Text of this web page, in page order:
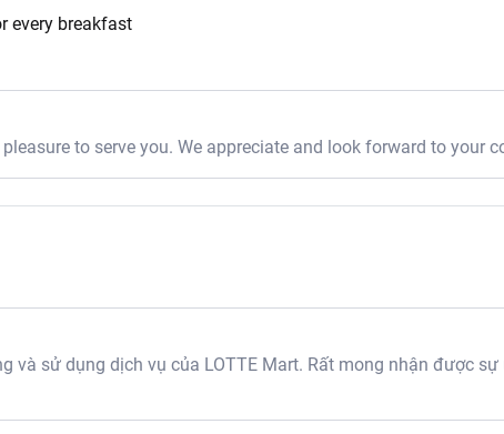
every breakfast
to serve you. We appreciate and look forward to your
và sử dụng dịch vụ của LOTTE Mart. Rất mong nhận được